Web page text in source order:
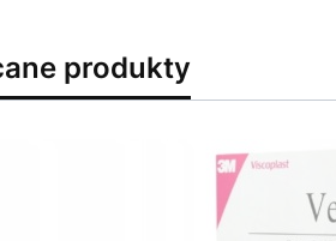
produkty